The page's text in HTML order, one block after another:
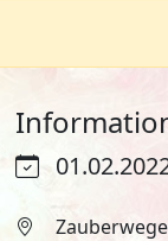
Zauberwege